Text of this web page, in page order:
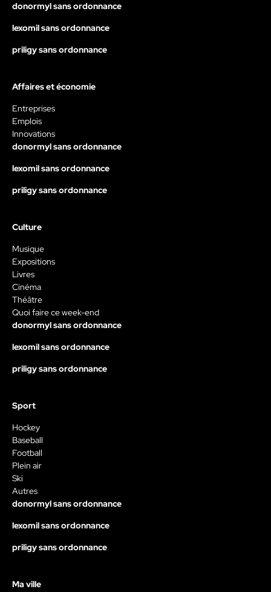
donormyl sans ordonnance
lexomil sans ordonnance
priligy sans ordonnance
Affaires et économie
Entreprises
Emplois
Innovations
donormyl sans ordonnance
lexomil sans ordonnance
priligy sans ordonnance
Culture
Musique
Expositions
Livres
Cinéma
Théâtre
Quoi faire ce week-end
donormyl sans ordonnance
lexomil sans ordonnance
priligy sans ordonnance
Sport
Hockey
Baseball
Football
Plein air
Ski
Autres
donormyl sans ordonnance
lexomil sans ordonnance
priligy sans ordonnance
Ma ville